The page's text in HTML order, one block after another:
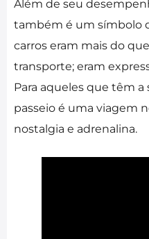
Além de seu
também é um símbolo
carros eram mais do
transporte; eram
Para aqueles que têm
passeio é uma viagem
nostalgia e adrenalina.